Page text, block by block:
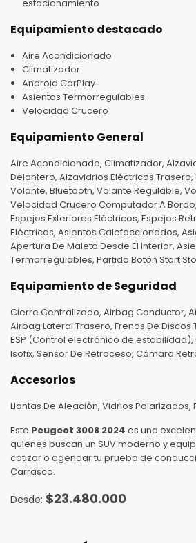
estacionamiento
Equipamiento destacado
Aire Acondicionado
Climatizador
Android CarPlay
Asientos Termorregulables
Velocidad Crucero
Equipamiento General
Aire Acondicionado, Climatizador,
Delantero, Alzavidrios Eléctricos Trasero,
Volante, Bluetooth, Volante Regulable,
Velocidad Crucero Computador A
Espejos Exteriores Eléctricos, Espejos
Eléctricos, Asientos Calefaccionados,
Apertura De Maleta Desde El Interior,
Termorregulables, Partida Botón Start
Equipamiento de Seguridad
Cierre Centralizado, Airbag Conductor,
Airbag Lateral Trasero, Frenos De Discos
ESP (Control electrónico de estabilidad),
Isofix, Sensor De Retroceso, Cámara
Accesorios
Llantas De Aleación, Vidrios Polarizados,
Este Peugeot 3008 2024 es una
quienes buscan un SUV moderno y
cotizar o agendar tu prueba de
Carrasco.
$23.480.000